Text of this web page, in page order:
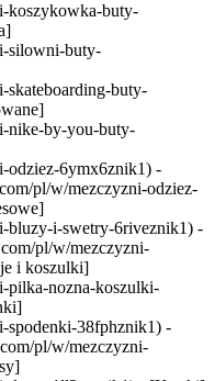
koszykowka-buty-
silowni-buty-
buty-
nike-by-you-buty-
odziez-6ymx6znik1) -
pl/w/mezczyzni-odziez-
bluzy-i-swetry-6riveznik1) -
pl/w/mezczyzni-
i koszulki]
pilka-nozna-koszulki-
spodenki-38fphznik1) -
pl/w/mezczyzni-